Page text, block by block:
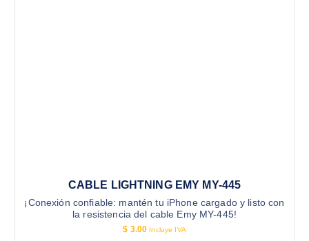
CABLE LIGHTNING EMY MY-445
¡Conexión confiable: mantén tu iPhone cargado y listo con
la resistencia del cable Emy MY-445!
$ 3.00 Incluye IVA